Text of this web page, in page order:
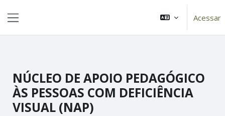
Acessar
NÚCLEO DE APOIO PEDAGÓGICO
ÀS PESSOAS COM DEFICIÊNCIA
VISUAL (NAP)